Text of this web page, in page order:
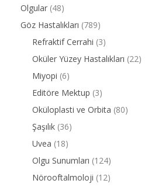
Olgular (48)
Göz Hastalıkları (789)
Refraktif Cerrahi (3)
Oküler Yüzey Hastalıkları (22)
Miyopi (6)
Editöre Mektup (3)
Oküloplasti ve Orbita (80)
Şaşılık (36)
Uvea (18)
Olgu Sunumları (124)
Nörooftalmoloji (12)